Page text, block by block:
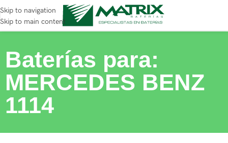
Skip to navigation
Skip to main content
Baterías para:
MERCEDES BENZ
1114